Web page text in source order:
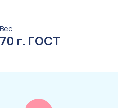
Вес:
70 г. ГОСТ